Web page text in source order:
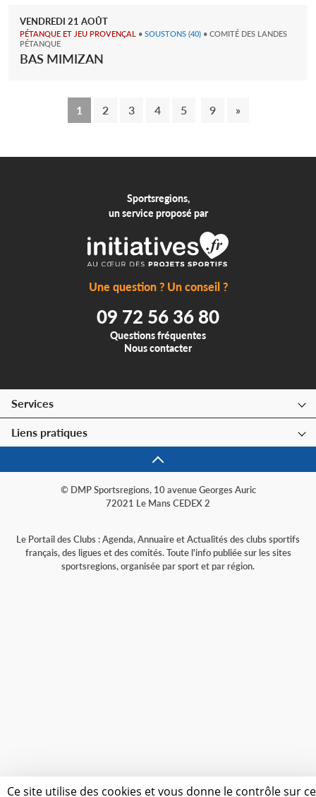
Ce site utilise des cookies et vous donne le contrôle sur
VENDREDI 21 AOÛT
PÉTANQUE ET JEU PROVENÇAL • SOUSTONS (40) • COMITÉ DES LANDES
PÉTANQUE
BAS MIMIZAN
1 2 3 4 5 9 »
Sportsregions,
un service proposé par
Une question ? Un conseil ?
09 72 56 36 80
Questions fréquentes
Nous contacter
Services
Liens pratiques
© DMP Sportsregions, 10 avenue Georges Auric
72021 Le Mans CEDEX 2
Le Portail des Clubs : Agenda, Annuaire et Actualités des clubs sportifs
français, des ligues et des comités. Toute l'info publiée sur les sites
sportsregions, organisée par sport et par région.